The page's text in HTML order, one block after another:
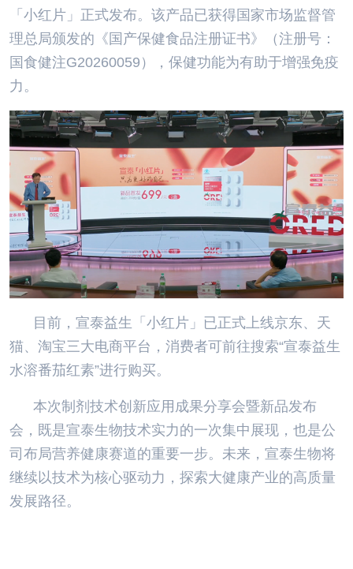
「小红片」正式发布。该产品已获得国家市场监督管
理总局颁发的《国产保健食品注册证书》（注册号：
国食健注G20260059），保健功能为有助于增强免疫
力。
目前，宣泰益生「小红片」已正式上线京东、天
猫、淘宝三大电商平台，消费者可前往搜索“宣泰益生
水溶番茄红素”进行购买。
本次制剂技术创新应用成果分享会暨新品发布
会，既是宣泰生物技术实力的一次集中展现，也是公
司布局营养健康赛道的重要一步。未来，宣泰生物将
继续以技术为核心驱动力，探索大健康产业的高质量
发展路径。